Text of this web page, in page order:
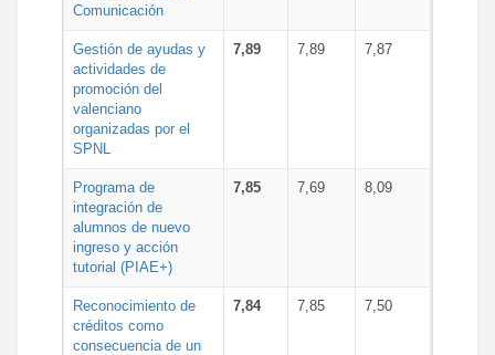
Comunicación
Gestión de ayudas y
actividades de
promoción del
valenciano
organizadas por el
SPNL
7,89 7,89 7,87
Programa de
integración de
alumnos de nuevo
ingreso y acción
tutorial (PIAE+)
7,85 7,69 8,09
Reconocimiento de
créditos como
consecuencia de un
7,84 7,85 7,50